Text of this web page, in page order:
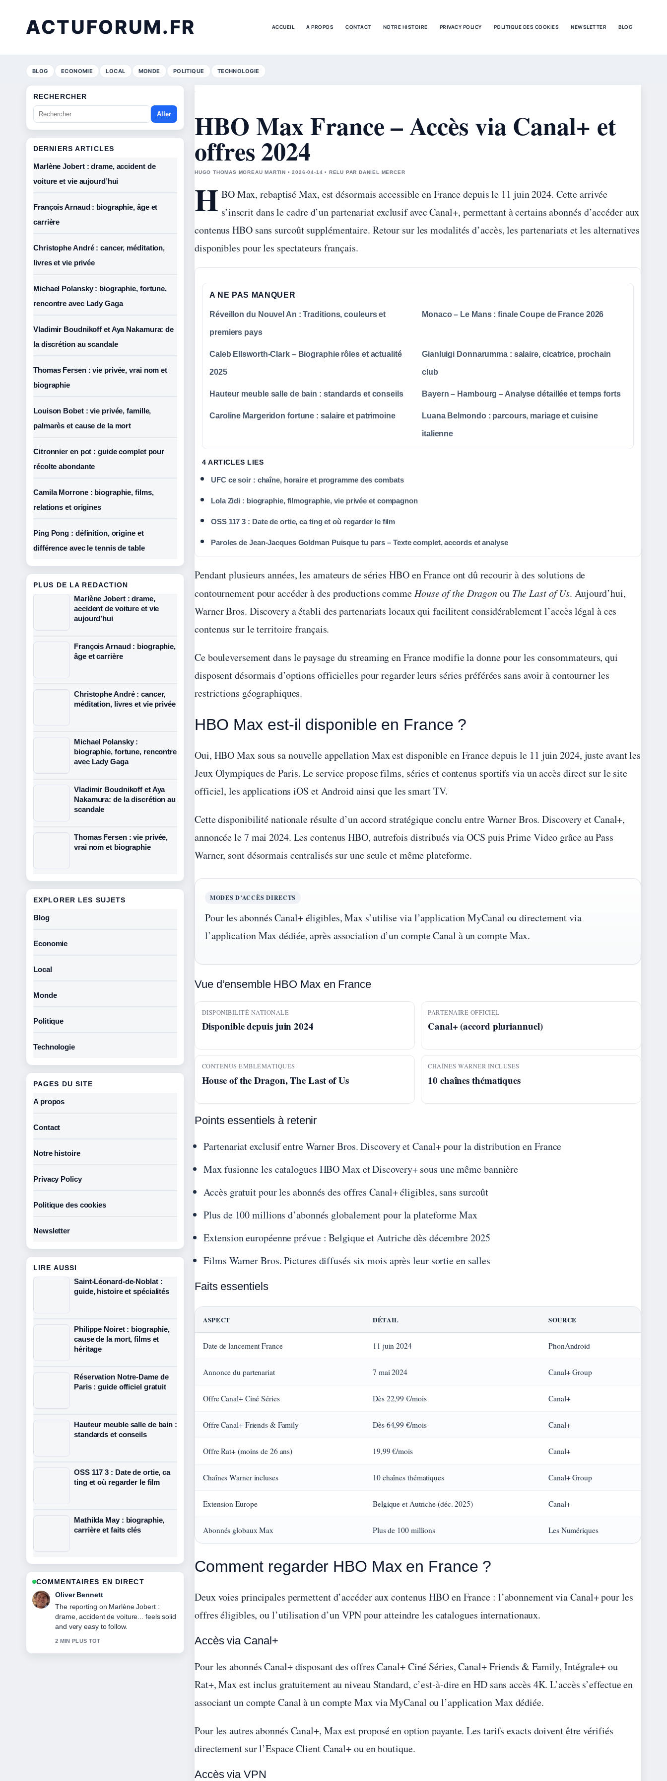
ACTUFORUM.FR ACCUEIL A PROPOS CONTACT NOTRE HISTOIRE PRIVACY POLICY POLITIQUE DES COOKIES NEWSLETTER BLOG
BLOG ECONOMIE LOCAL MONDE POLITIQUE TECHNOLOGIE
HBO Max France – Accès via Canal+ et
offres 2024
HUGO THOMAS MOREAU MARTIN • 2026-04-14 • RELU PAR DANIEL MERCER
H BO Max, rebaptisé Max, est désormais accessible en France depuis le 11 juin 2024. Cette arrivée
s’inscrit dans le cadre d’un partenariat exclusif avec Canal+, permettant à certains abonnés d’accéder aux
contenus HBO sans surcoût supplémentaire. Retour sur les modalités d’accès, les partenariats et les alternatives
disponibles pour les spectateurs français.
A NE PAS MANQUER
Réveillon du Nouvel An : Traditions, couleurs et
premiers pays
Monaco – Le Mans : finale Coupe de France 2026
Caleb Ellsworth-Clark – Biographie rôles et actualité
2025
Gianluigi Donnarumma : salaire, cicatrice, prochain
club
Hauteur meuble salle de bain : standards et conseils Bayern – Hambourg – Analyse détaillée et temps forts
Caroline Margeridon fortune : salaire et patrimoine Luana Belmondo : parcours, mariage et cuisine
italienne
4 ARTICLES LIES
UFC ce soir : chaîne, horaire et programme des combats
Lola Zidi : biographie, filmographie, vie privée et compagnon
OSS 117 3 : Date de ortie, ca ting et où regarder le film
Paroles de Jean-Jacques Goldman Puisque tu pars – Texte complet, accords et analyse
Pendant plusieurs années, les amateurs de séries HBO en France ont dû recourir à des solutions de
contournement pour accéder à des productions comme House of the Dragonou The Last of Us. Aujourd’hui,
Warner Bros. Discovery a établi des partenariats locaux qui facilitent considérablement l’accès légal à ces
contenus sur le territoire français.
Ce bouleversement dans le paysage du streaming en France modifie la donne pour les consommateurs, qui
disposent désormais d’options officielles pour regarder leurs séries préférées sans avoir à contourner les
restrictions géographiques.
HBO Max est-il disponible en France ?
Oui, HBO Max sous sa nouvelle appellation Max est disponible en France depuis le 11 juin 2024, juste avant les
Jeux Olympiques de Paris. Le service propose films, séries et contenus sportifs via un accès direct sur le site
officiel, les applications iOS et Android ainsi que les smart TV.
Cette disponibilité nationale résulte d’un accord stratégique conclu entre Warner Bros. Discovery et Canal+,
annoncée le 7 mai 2024. Les contenus HBO, autrefois distribués via OCS puis Prime Video grâce au Pass
Warner, sont désormais centralisés sur une seule et même plateforme.
MODES D’ACCÈS DIRECTS
Pour les abonnés Canal+ éligibles, Max s’utilise via l’application MyCanal ou directement via
l’application Max dédiée, après association d’un compte Canal à un compte Max.
Vue d’ensemble HBO Max en France
DISPONIBILITÉ NATIONALE
Disponible depuis juin 2024
PARTENAIRE OFFICIEL
Canal+ (accord pluriannuel)
CONTENUS EMBLÉMATIQUES
House of the Dragon, The Last of Us
CHAÎNES WARNER INCLUSES
10 chaînes thématiques
Points essentiels à retenir
Partenariat exclusif entre Warner Bros. Discovery et Canal+ pour la distribution en France
Max fusionne les catalogues HBO Max et Discovery+ sous une même bannière
Accès gratuit pour les abonnés des offres Canal+ éligibles, sans surcoût
Plus de 100 millions d’abonnés globalement pour la plateforme Max
Extension européenne prévue : Belgique et Autriche dès décembre 2025
Films Warner Bros. Pictures diffusés six mois après leur sortie en salles
Faits essentiels
ASPECT DÉTAIL SOURCE
Date de lancement France 11 juin 2024 PhonAndroid
Annonce du partenariat 7 mai 2024 Canal+ Group
Offre Canal+ Ciné Séries Dès 22,99 €/mois Canal+
Offre Canal+ Friends & Family Dès 64,99 €/mois Canal+
Offre Rat+ (moins de 26 ans) 19,99 €/mois Canal+
Chaînes Warner incluses 10 chaînes thématiques Canal+ Group
Extension Europe Belgique et Autriche (déc. 2025) Canal+
Abonnés globaux Max Plus de 100 millions Les Numériques
Comment regarder HBO Max en France ?
Deux voies principales permettent d’accéder aux contenus HBO en France : l’abonnement via Canal+ pour les
offres éligibles, ou l’utilisation d’un VPN pour atteindre les catalogues internationaux.
Accès via Canal+
Pour les abonnés Canal+ disposant des offres Canal+ Ciné Séries, Canal+ Friends & Family, Intégrale+ ou
Rat+, Max est inclus gratuitement au niveau Standard, c’est-à-dire en HD sans accès 4K. L’accès s’effectue en
associant un compte Canal à un compte Max via MyCanal ou l’application Max dédiée.
Pour les autres abonnés Canal+, Max est proposé en option payante. Les tarifs exacts doivent être vérifiés
directement sur l’Espace Client Canal+ ou en boutique.
Accès via VPN
RECHERCHER
Aller
DERNIERS ARTICLES
Marlène Jobert : drame, accident de
voiture et vie aujourd’hui
François Arnaud : biographie, âge et
carrière
Christophe André : cancer, méditation,
livres et vie privée
Michael Polansky : biographie, fortune,
rencontre avec Lady Gaga
Vladimir Boudnikoff et Aya Nakamura: de
la discrétion au scandale
Thomas Fersen : vie privée, vrai nom et
biographie
Louison Bobet : vie privée, famille,
palmarès et cause de la mort
Citronnier en pot : guide complet pour
récolte abondante
Camila Morrone : biographie, films,
relations et origines
Ping Pong : définition, origine et
différence avec le tennis de table
PLUS DE LA REDACTION
Marlène Jobert : drame,
accident de voiture et vie
aujourd’hui
François Arnaud : biographie,
âge et carrière
Christophe André : cancer,
méditation, livres et vie privée
Michael Polansky :
biographie, fortune, rencontre
avec Lady Gaga
Vladimir Boudnikoff et Aya
Nakamura: de la discrétion au
scandale
Thomas Fersen : vie privée,
vrai nom et biographie
EXPLORER LES SUJETS
Blog
Economie
Local
Monde
Politique
Technologie
PAGES DU SITE
A propos
Contact
Notre histoire
Privacy Policy
Politique des cookies
Newsletter
LIRE AUSSI
Saint-Léonard-de-Noblat :
guide, histoire et spécialités
Philippe Noiret : biographie,
cause de la mort, films et
héritage
Réservation Notre-Dame de
Paris : guide officiel gratuit
Hauteur meuble salle de bain :
standards et conseils
OSS 117 3 : Date de ortie, ca
ting et où regarder le film
Mathilda May : biographie,
carrière et faits clés
COMMENTAIRES EN DIRECT
Ava Reed
Good verification work around François
Arnaud : biographie, âge et carrière.
More outlets should write like this.
4 MIN PLUS TOT